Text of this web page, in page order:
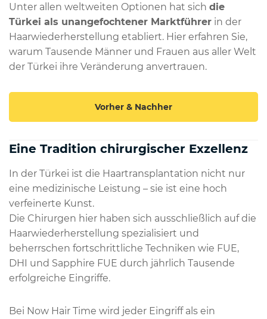
Unter allen weltweiten Optionen hat sich die
Türkei als unangefochtener Marktführer in der
Haarwiederherstellung etabliert. Hier erfahren Sie,
warum Tausende Männer und Frauen aus aller Welt
der Türkei ihre Veränderung anvertrauen.
Vorher & Nachher
Eine Tradition chirurgischer Exzellenz
In der Türkei ist die Haartransplantation nicht nur
eine medizinische Leistung – sie ist eine hoch
verfeinerte Kunst.
Die Chirurgen hier haben sich ausschließlich auf die
Haarwiederherstellung spezialisiert und
beherrschen fortschrittliche Techniken wie FUE,
DHI und Sapphire FUE durch jährlich Tausende
erfolgreiche Eingriffe.
Bei Now Hair Time wird jeder Eingriff als ein